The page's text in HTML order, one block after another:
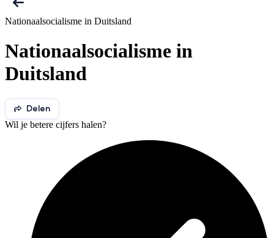
Nationaalsocialisme in Duitsland
Nationaalsocialisme in
Duitsland
Delen
Wil je betere cijfers halen?